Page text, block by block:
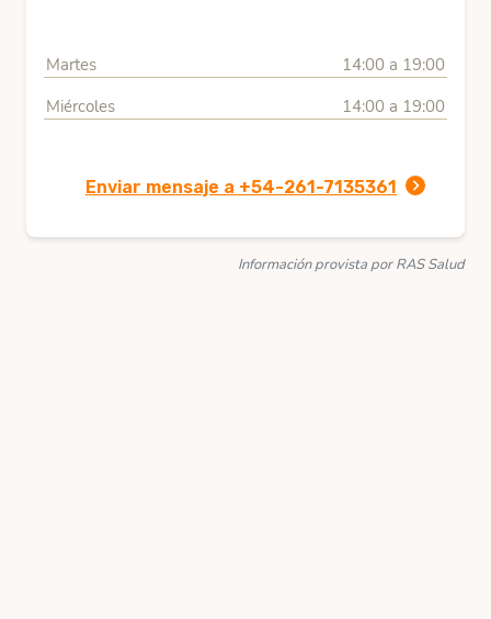
Martes
14:00 a 19:00
Miércoles
14:00 a 19:00
Enviar mensaje a +54-261-7135361
Información provista por RAS Salud